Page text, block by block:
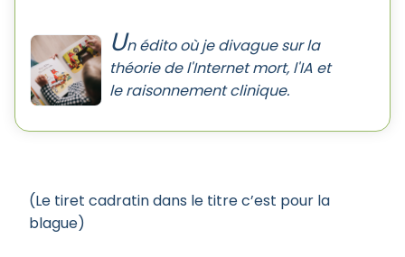
Un édito où je divague sur la
théorie de l'Internet mort, l'IA et
le raisonnement clinique.
(Le tiret cadratin dans le titre c’est pour la
blague)